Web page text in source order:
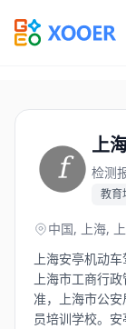
上
检测
教育
中国, 上海,
上海安亭机动
上海市工商行
准，上海市公
员培训学校。